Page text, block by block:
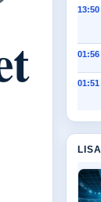
13:50
01:56
01:51